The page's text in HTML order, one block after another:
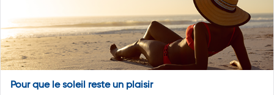
Pour que le soleil reste un plaisir